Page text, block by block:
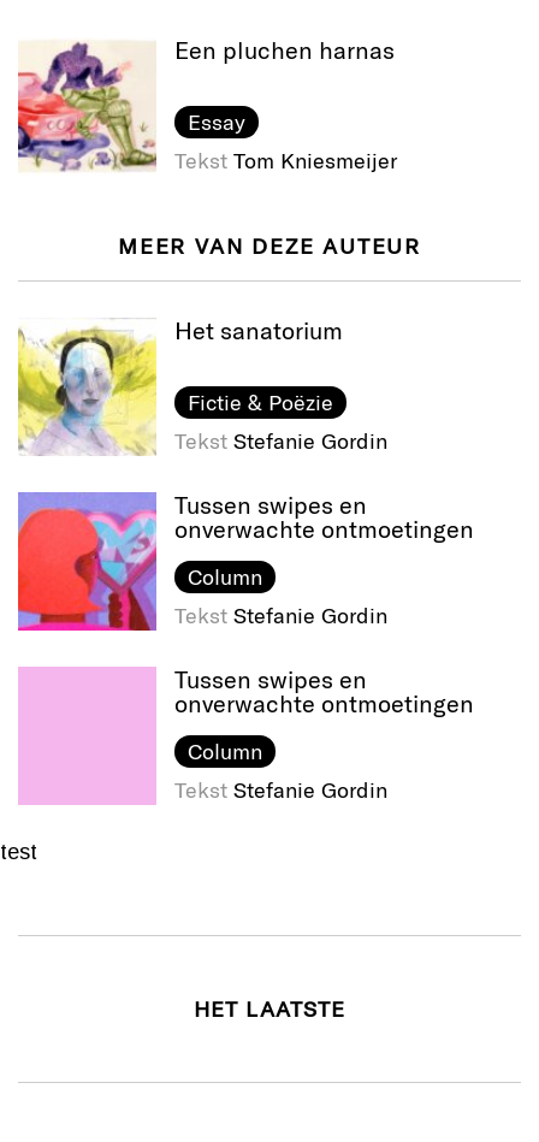
Een pluchen harnas
Essay
Tekst Tom Kniesmeijer
MEER VAN DEZE AUTEUR
Het sanatorium
Fictie & Poëzie
Tekst Stefanie Gordin
Tussen swipes en
onverwachte ontmoetingen
Column
Tekst Stefanie Gordin
Tussen swipes en
onverwachte ontmoetingen
Column
Tekst Stefanie Gordin
test
HET LAATSTE